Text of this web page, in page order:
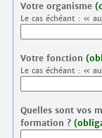
Votre organisme
Le cas échéant : «
Votre fonction
Le cas échéant : «
Quelles sont vos
formation ?